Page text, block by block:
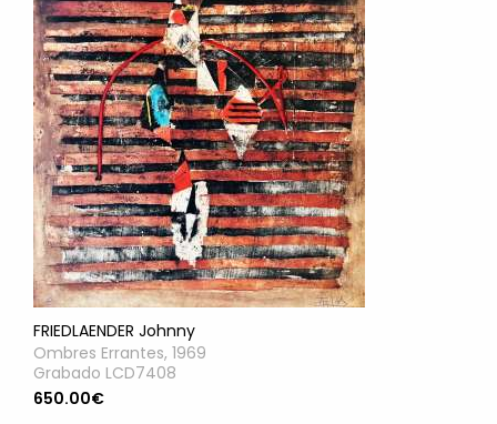
FRIEDLAENDER Johnny
Ombres Errantes, 1969
Grabado LCD7408
650.00€